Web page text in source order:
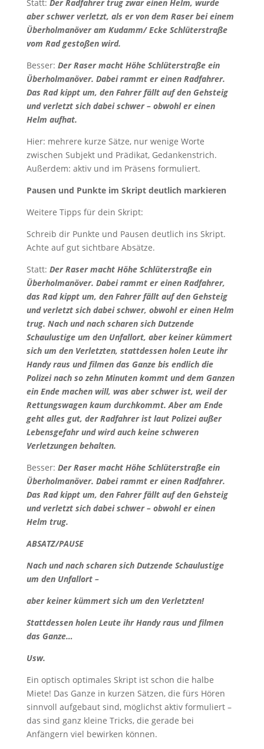
Statt: Der Radfahrer trug zwar einen Helm, wurde
aber schwer verletzt, als er von dem Raser bei einem
Überholmanöver am Kudamm/ Ecke Schlüterstraße
vom Rad gestoßen wird.
Besser: Der Raser macht Höhe Schlüterstraße ein
Überholmanöver. Dabei rammt er einen Radfahrer.
Das Rad kippt um, den Fahrer fällt auf den Gehsteig
und verletzt sich dabei schwer – obwohl er einen
Helm aufhat.
Hier: mehrere kurze Sätze, nur wenige Worte
zwischen Subjekt und Prädikat, Gedankenstrich.
Außerdem: aktiv und im Präsens formuliert.
Pausen und Punkte im Skript deutlich markieren
Weitere Tipps für dein Skript:
Schreib dir Punkte und Pausen deutlich ins Skript.
Achte auf gut sichtbare Absätze.
Statt: Der Raser macht Höhe Schlüterstraße ein
Überholmanöver. Dabei rammt er einen Radfahrer,
das Rad kippt um, den Fahrer fällt auf den Gehsteig
und verletzt sich dabei schwer, obwohl er einen Helm
trug. Nach und nach scharen sich Dutzende
Schaulustige um den Unfallort, aber keiner kümmert
sich um den Verletzten, stattdessen holen Leute ihr
Handy raus und filmen das Ganze bis endlich die
Polizei nach so zehn Minuten kommt und dem Ganzen
ein Ende machen will, was aber schwer ist, weil der
Rettungswagen kaum durchkommt. Aber am Ende
geht alles gut, der Radfahrer ist laut Polizei außer
Lebensgefahr und wird auch keine schweren
Verletzungen behalten.
Besser: Der Raser macht Höhe Schlüterstraße ein
Überholmanöver. Dabei rammt er einen Radfahrer.
Das Rad kippt um, den Fahrer fällt auf den Gehsteig
und verletzt sich dabei schwer – obwohl er einen
Helm trug.
ABSATZ/PAUSE
Nach und nach scharen sich Dutzende Schaulustige
um den Unfallort –
aber keiner kümmert sich um den Verletzten!
Stattdessen holen Leute ihr Handy raus und filmen
das Ganze…
Usw.
Ein optisch optimales Skript ist schon die halbe
Miete! Das Ganze in kurzen Sätzen, die fürs Hören
sinnvoll aufgebaut sind, möglichst aktiv formuliert –
das sind ganz kleine Tricks, die gerade bei
Anfängern viel bewirken können.